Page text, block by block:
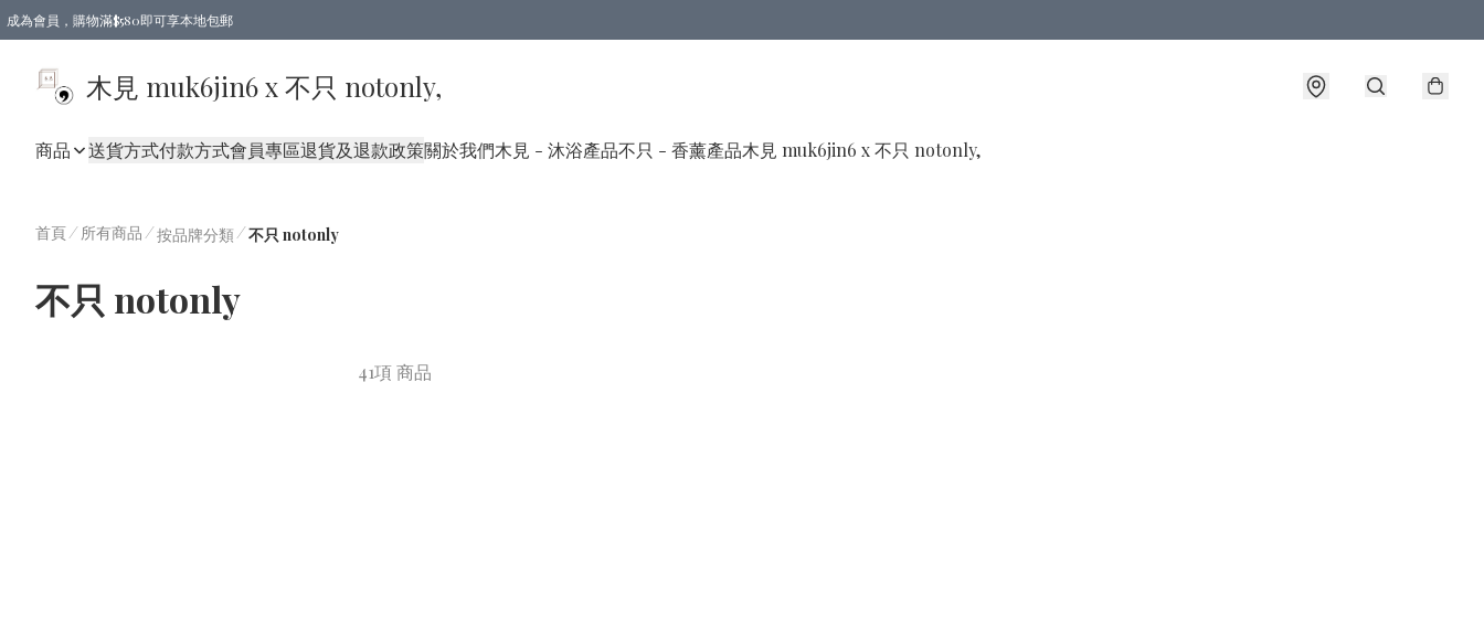
成為會員，購物滿$580即可享本地包郵
木見 muk6jin6 x 不只 notonly,
商品 送貨方式付款方式會員專區退貨及退款政策關於我們木見 - 沐浴產品不只 - 香薰產品木見 muk6jin6 x 不只 notonly,
首頁/ 所有商品 /按品牌分類/不只 notonly
不只 notonly
41項 商品